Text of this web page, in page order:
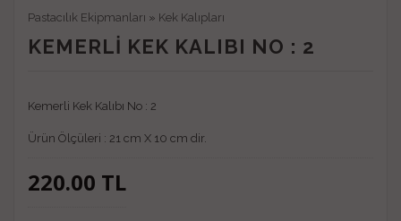
Pastacılık Ekipmanları » Kek Kalıpları
KEMERLI KEK KALIBI NO : 2
Kemerli Kek Kalıbı No : 2
Ürün Ölçüleri : 21 cm X 10 cm dir.
220.00 TL